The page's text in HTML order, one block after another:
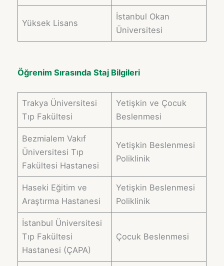
Yüksek Lisans
İstanbul Okan
Üniversitesi
Öğrenim Sırasında Staj Bilgileri
Trakya Üniversitesi
Tıp Fakültesi
Yetişkin ve Çocuk
Beslenmesi
Bezmialem Vakıf
Üniversitesi Tıp
Fakültesi Hastanesi
Yetişkin Beslenmesi
Poliklinik
Haseki Eğitim ve
Araştırma Hastanesi
Yetişkin Beslenmesi
Poliklinik
İstanbul Üniversitesi
Tıp Fakültesi
Hastanesi (ÇAPA)
Çocuk Beslenmesi